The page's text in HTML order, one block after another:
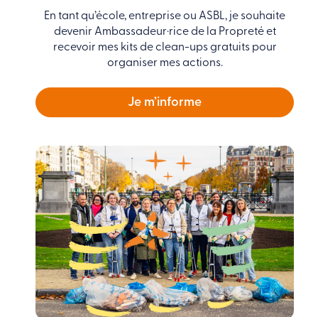
En tant qu’école, entreprise ou ASBL, je souhaite
devenir Ambassadeur·rice de la Propreté et
recevoir mes kits de clean-ups gratuits pour
organiser mes actions.
Je m’informe